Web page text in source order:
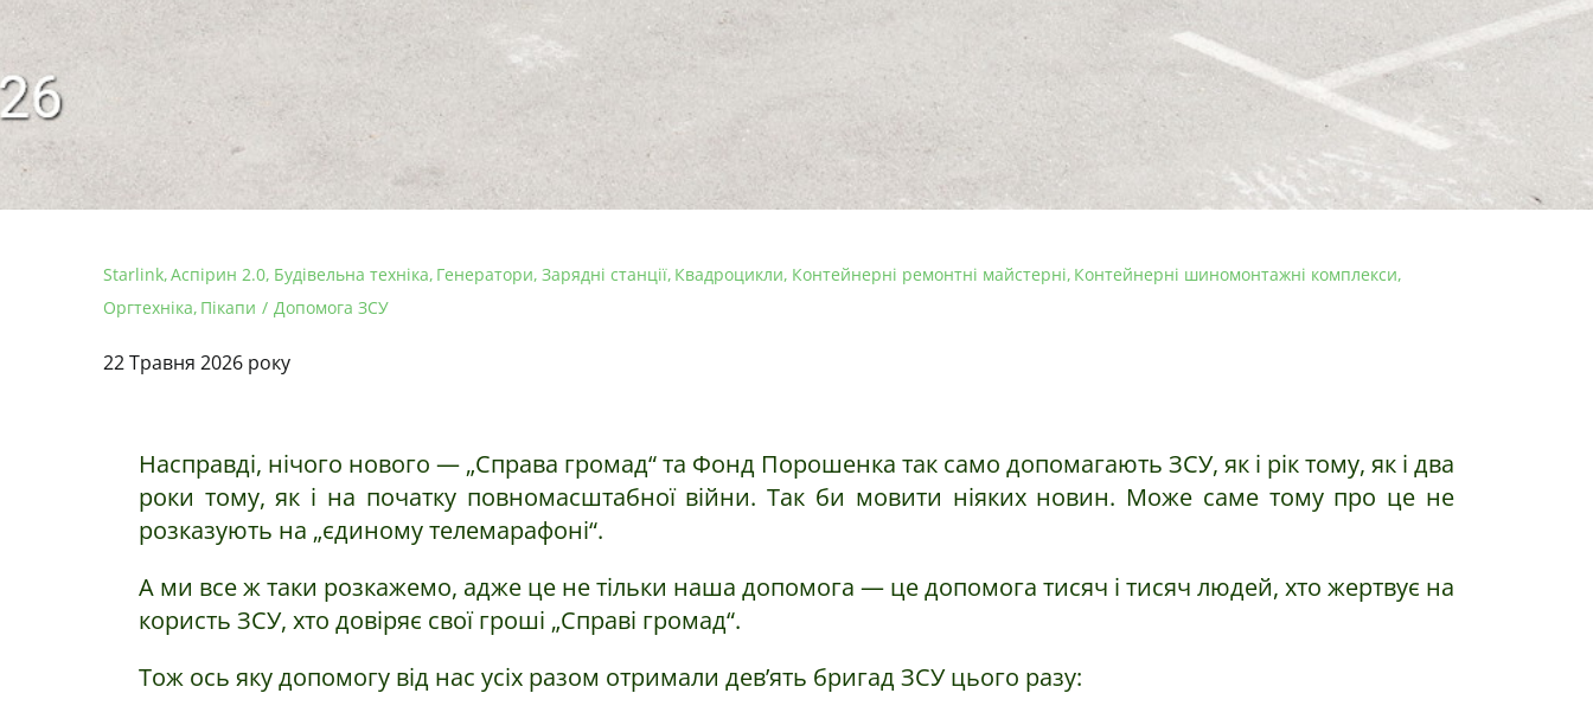
Starlink Аспірин 2.0 Будівельна техніка Генератори Зарядні станції Квадроцикли Контейнерні ремонтні майстерні Контейнерні шиномонтажні комплекси
Оргтехніка Пікапи Допомога ЗСУ
22 Травня 2026 року
Насправді, нічого нового — „Справа громад“ та Фонд Порошенка так само допомагають ЗСУ, як і рік тому, як і два
роки тому, як і на початку повномасштабної війни. Так би мовити ніяких новин. Може саме тому про це не
розказують на „єдиному телемарафоні“.
А ми все ж таки розкажемо, адже це не тільки наша допомога — це допомога тисяч і тисяч людей, хто жертвує на
користь ЗСУ, хто довіряє свої гроші „Справі громад“.
Тож ось яку допомогу від нас усіх разом отримали дев’ять бригад ЗСУ цього разу: